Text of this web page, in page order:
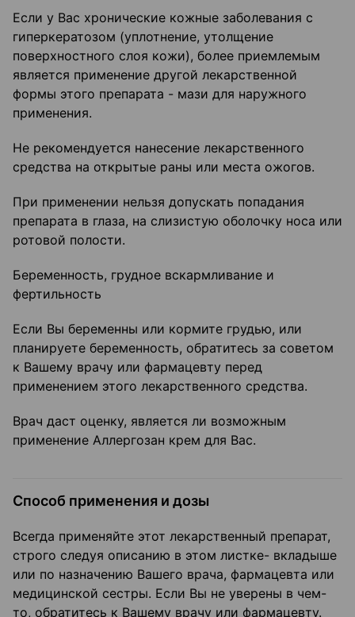
Если у Вас хронические кожные заболевания с
гиперкератозом (уплотнение, утолщение
поверхностного слоя кожи), более приемлемым
является применение другой лекарственной
формы этого препарата - мази для наружного
применения.
Не рекомендуется нанесение лекарственного
средства на открытые раны или места ожогов.
При применении нельзя допускать попадания
препарата в глаза, на слизистую оболочку носа или
ротовой полости.
Беременность, грудное вскармливание и
фертильность
Если Вы беременны или кормите грудью, или
планируете беременность, обратитесь за советом
к Вашему врачу или фармацевту перед
применением этого лекарственного средства.
Врач даст оценку, является ли возможным
применение Аллергозан крем для Вас.
Способ применения и дозы
Всегда применяйте этот лекарственный препарат,
строго следуя описанию в этом листке- вкладыше
или по назначению Вашего врача, фармацевта или
медицинской сестры. Если Вы не уверены в чем-
то, обратитесь к Вашему врачу или фармацевту.